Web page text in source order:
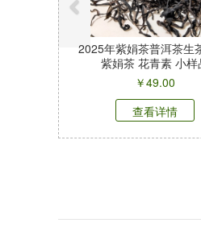
2025年紫娟茶普洱茶生
紫娟茶 花青素 小样
￥49.00
查看详情